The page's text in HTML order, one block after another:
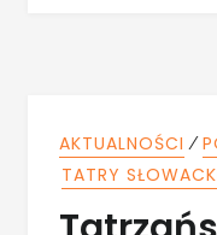
AKTUALNOŚCI ⁄
TATRY